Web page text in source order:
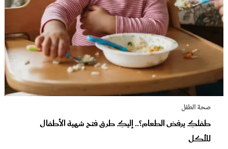
صحة الطفل
طفلكِ يرفض الطعام؟.. إليكِ طرق فتح شهية الأطفال
للأكل